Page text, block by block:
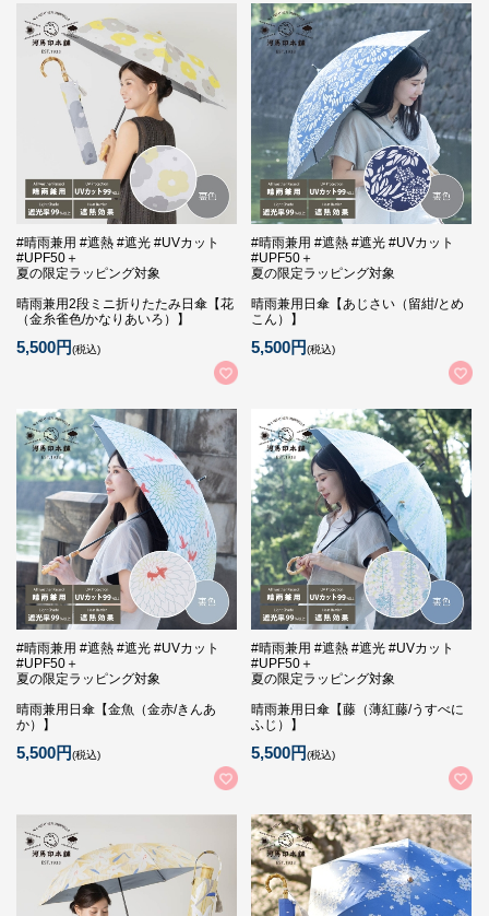
#晴雨兼用 #遮熱 #遮光 #UVカット
#UPF50＋
夏の限定ラッピング対象
晴雨兼用2段ミニ折りたたみ日傘【花
（金糸雀色/かなりあいろ）】
5,500円(税込)
#晴雨兼用 #遮熱 #遮光 #UVカット
#UPF50＋
夏の限定ラッピング対象
晴雨兼用日傘【あじさい（留紺/とめ
こん）】
5,500円(税込)
#晴雨兼用 #遮熱 #遮光 #UVカット
#UPF50＋
夏の限定ラッピング対象
晴雨兼用日傘【金魚（金赤/きんあ
か）】
5,500円(税込)
#晴雨兼用 #遮熱 #遮光 #UVカット
#UPF50＋
夏の限定ラッピング対象
晴雨兼用日傘【藤（薄紅藤/うすべに
ふじ）】
5,500円(税込)